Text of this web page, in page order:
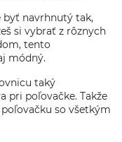
byť navrhnutý tak,
si vybrať z rôznych
tento
módný.
taký
pri poľovačke. Takže
so všetkým